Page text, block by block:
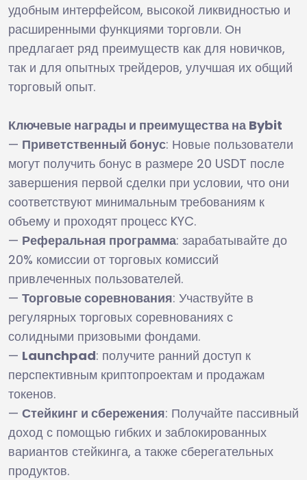
удобным интерфейсом, высокой ликвидностью и
расширенными функциями торговли. Он
предлагает ряд преимуществ как для новичков,
так и для опытных трейдеров, улучшая их общий
торговый опыт.
Ключевые награды и преимущества на Bybit
— Приветственный бонус: Новые пользователи
могут получить бонус в размере 20 USDT после
завершения первой сделки при условии, что они
соответствуют минимальным требованиям к
объему и проходят процесс KYC.
— Реферальная программа: зарабатывайте до
20% комиссии от торговых комиссий
привлеченных пользователей.
— Торговые соревнования: Участвуйте в
регулярных торговых соревнованиях с
солидными призовыми фондами.
— Launchpad: получите ранний доступ к
перспективным криптопроектам и продажам
токенов.
— Стейкинг и сбережения: Получайте пассивный
доход с помощью гибких и заблокированных
вариантов стейкинга, а также сберегательных
продуктов.